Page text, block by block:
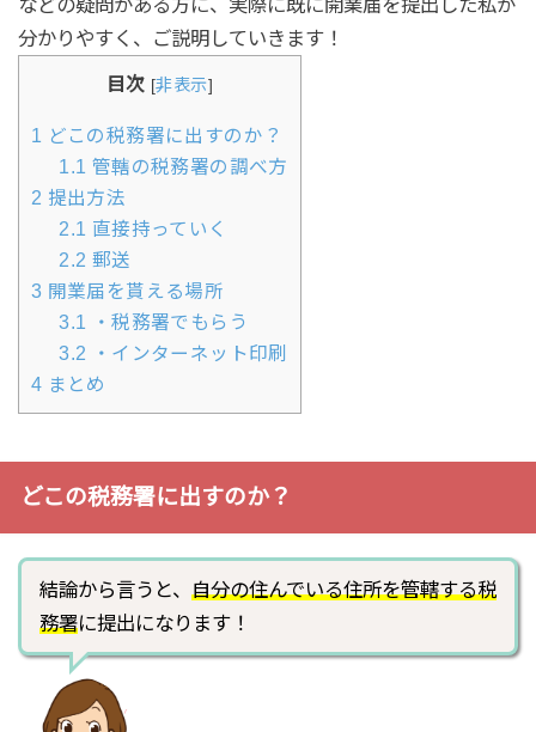
などの疑問がある方に、実際に既に開業届を提出した私が
分かりやすく、ご説明していきます！
目次 [非表示]
1 どこの税務署に出すのか？
1.1 管轄の税務署の調べ方
2 提出方法
2.1 直接持っていく
2.2 郵送
3 開業届を貰える場所
3.1 ・税務署でもらう
3.2 ・インターネット印刷
4 まとめ
どこの税務署に出すのか？
結論から言うと、 自分の住んでいる住所を管轄する税
務署に提出になります！